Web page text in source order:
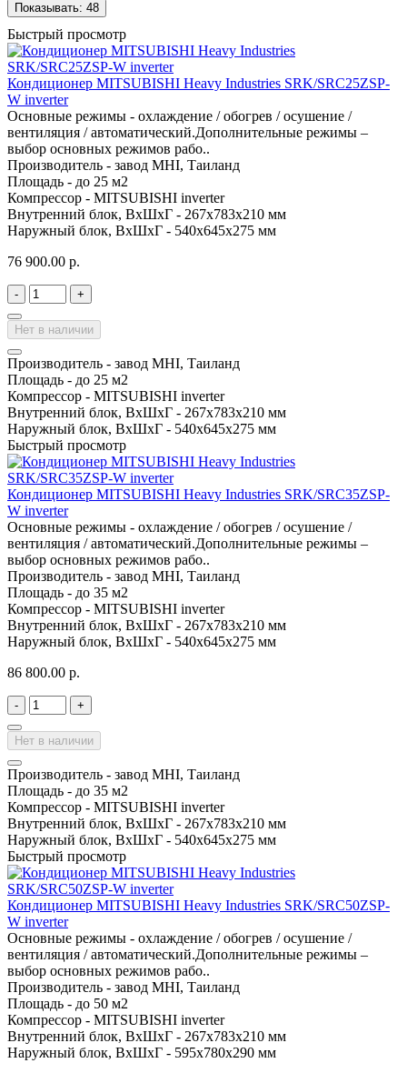
Показывать: 48
Быстрый просмотр
Кондиционер MITSUBISHI Heavy Industries SRK/SRC25ZSP-
W inverter
Основные режимы - охлаждение / обогрев / осушение /
вентиляция / автоматический.Дополнительные режимы –
выбор основных режимов рабо..
Производитель - завод MHI, Таиланд
Площадь - до 25 м2
Компрессор - MITSUBISHI inverter
Внутренний блок, ВхШхГ - 267х783х210 мм
Наружный блок, ВхШхГ - 540х645х275 мм
76 900.00 р.
- +
Нет в наличии
Производитель - завод MHI, Таиланд
Площадь - до 25 м2
Компрессор - MITSUBISHI inverter
Внутренний блок, ВхШхГ - 267х783х210 мм
Наружный блок, ВхШхГ - 540х645х275 мм
Быстрый просмотр
Кондиционер MITSUBISHI Heavy Industries SRK/SRC35ZSP-
W inverter
Основные режимы - охлаждение / обогрев / осушение /
вентиляция / автоматический.Дополнительные режимы –
выбор основных режимов рабо..
Производитель - завод MHI, Таиланд
Площадь - до 35 м2
Компрессор - MITSUBISHI inverter
Внутренний блок, ВхШхГ - 267х783х210 мм
Наружный блок, ВхШхГ - 540х645х275 мм
86 800.00 р.
- +
Нет в наличии
Производитель - завод MHI, Таиланд
Площадь - до 35 м2
Компрессор - MITSUBISHI inverter
Внутренний блок, ВхШхГ - 267х783х210 мм
Наружный блок, ВхШхГ - 540х645х275 мм
Быстрый просмотр
Кондиционер MITSUBISHI Heavy Industries SRK/SRC50ZSP-
W inverter
Основные режимы - охлаждение / обогрев / осушение /
вентиляция / автоматический.Дополнительные режимы –
выбор основных режимов рабо..
Производитель - завод MHI, Таиланд
Площадь - до 50 м2
Компрессор - MITSUBISHI inverter
Внутренний блок, ВхШхГ - 267х783х210 мм
Наружный блок, ВхШхГ - 595х780х290 мм